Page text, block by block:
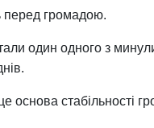
перед громадою.
один одного з
основа стабільності